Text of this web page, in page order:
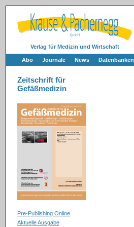
Verlag für Medizin und Wirtschaft
Abo Journale News Datenbanken
Zeitschrift für
Gefäßmedizin
Pre-Publishing Online
Aktuelle Ausgabe